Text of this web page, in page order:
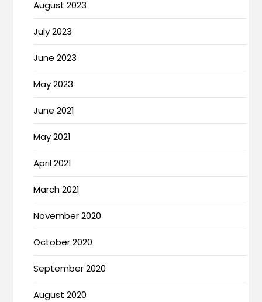
August 2023
July 2023
June 2023
May 2023
June 2021
May 2021
April 2021
March 2021
November 2020
October 2020
September 2020
August 2020